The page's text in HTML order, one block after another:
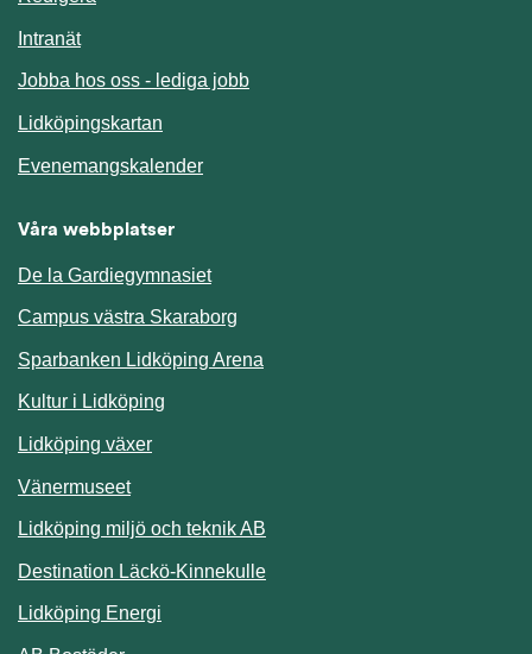
IntranätLänk till annan webbplats.
Jobba hos oss - lediga jobb
Lidköpingskartan
EvenemangskalenderLänk till annan webbplats.
Våra webbplatser
De la Gardiegymnasiet
Campus västra Skaraborg
Sparbanken Lidköping Arena
Kultur i Lidköping
Lidköping växer
Vänermuseet
Lidköping miljö och teknik AB
Destination Läckö-KinnekulleLänk till annan webbplats.
Lidköping Energi